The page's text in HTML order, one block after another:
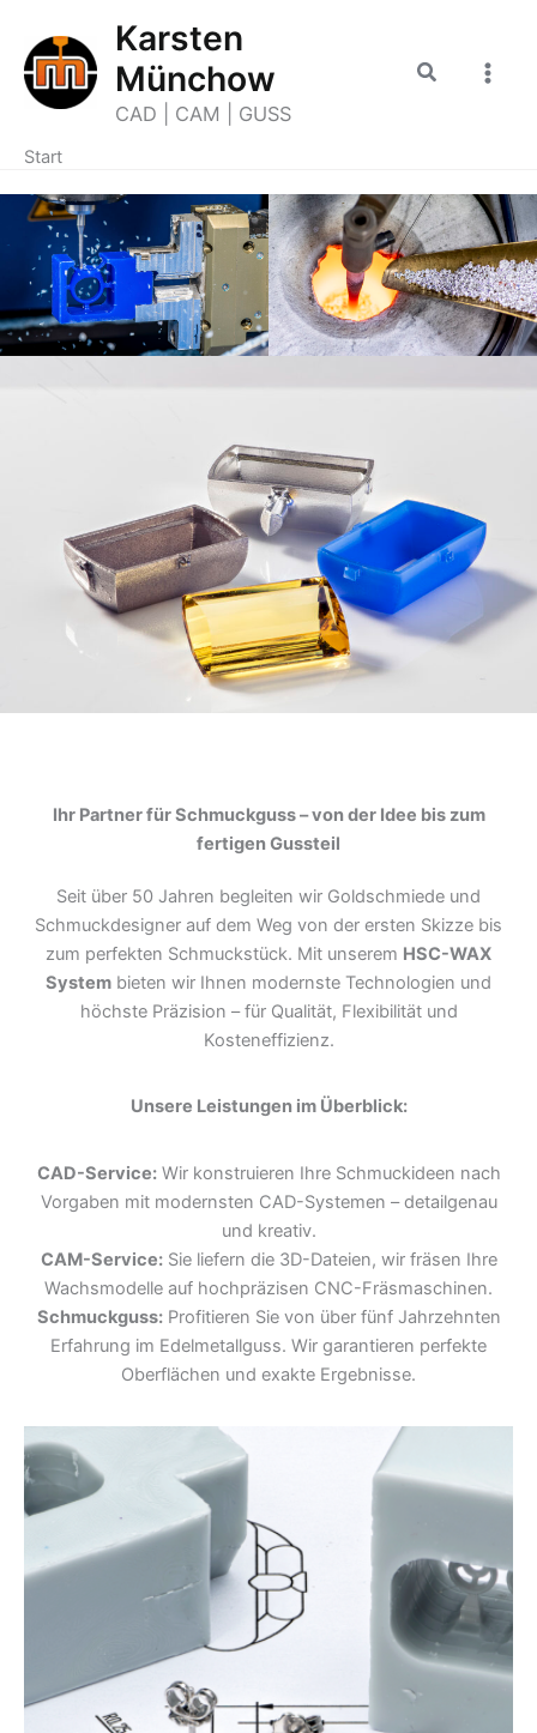
Inhalt
springen
Karsten
Münchow
CAD | CAM | GUSS
Suchen
Start
Ihr Partner für Schmuckguss – von der Idee bis zum
fertigen Gussteil
Seit über 50 Jahren begleiten wir Goldschmiede und
Schmuckdesigner auf dem Weg von der ersten Skizze bis
zum perfekten Schmuckstück. Mit unserem HSC-WAX
System bieten wir Ihnen modernste Technologien und
höchste Präzision – für Qualität, Flexibilität und
Kosteneffizienz.
Unsere Leistungen im Überblick:
CAD-Service:Wir konstruieren Ihre Schmuckideen nach
Vorgaben mit modernsten CAD-Systemen – detailgenau
und kreativ.
CAM-Service:Sie liefern die 3D-Dateien, wir fräsen Ihre
Wachsmodelle auf hochpräzisen CNC-Fräsmaschinen.
Schmuckguss:Profitieren Sie von über fünf Jahrzehnten
Erfahrung im Edelmetallguss. Wir garantieren perfekte
Oberflächen und exakte Ergebnisse.